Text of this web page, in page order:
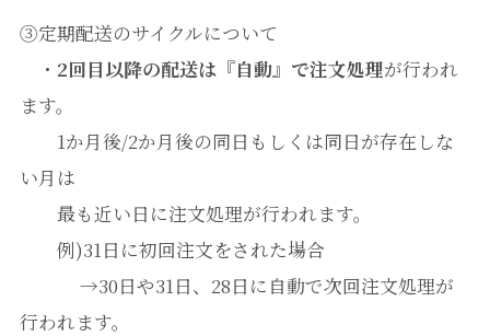
③定期配送のサイクルについて
・ 2回目以降の配送は『自動』で注文処理が行われ
ます。
1か月後/2か月後の同日もしくは同日が存在しな
い月は
最も近い日に注文処理が行われます。
例)31日に初回注文をされた場合
→30日や31日、28日に自動で次回注文処理が
行われます。